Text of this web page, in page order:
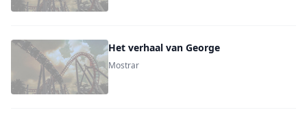
Het verhaal van George
Mostrar